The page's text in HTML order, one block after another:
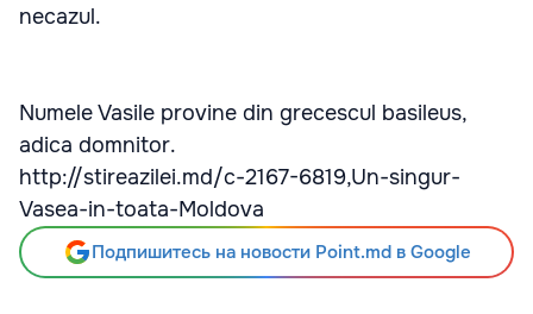
necazul.
Numele Vasile provine din grecescul basileus,
adica domnitor.
http://stireazilei.md/c-2167-6819,Un-singur-
Vasea-in-toata-Moldova
Подпишитесь на новости Point.md в Google